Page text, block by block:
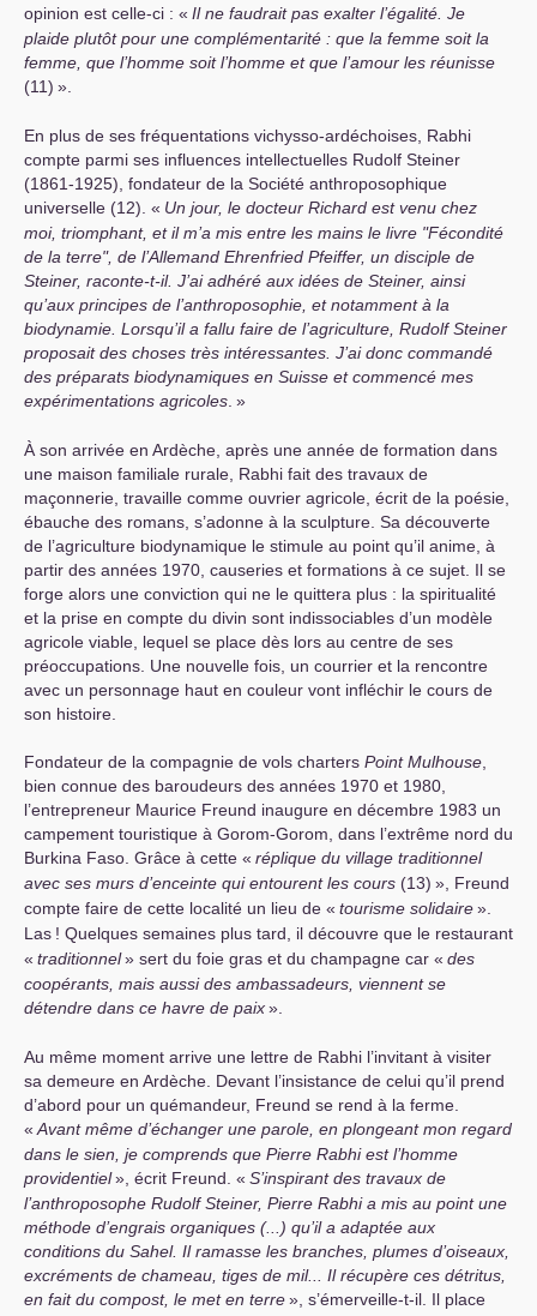
opinion est celle-ci : « Il ne faudrait pas exalter l’égalité. Je
plaide plutôt pour une complémentarité : que la femme soit la
femme, que l’homme soit l’homme et que l’amour les réunisse
(11) ».
En plus de ses fréquentations vichysso-ardéchoises, Rabhi
compte parmi ses influences intellectuelles Rudolf Steiner
(1861-1925), fondateur de la Société anthroposophique
universelle (12). « Un jour, le docteur Richard est venu chez
moi, triomphant, et il m’a mis entre les mains le livre "Fécondité
de la terre", de l’Allemand Ehrenfried Pfeiffer, un disciple de
Steiner, raconte-t-il. J’ai adhéré aux idées de Steiner, ainsi
qu’aux principes de l’anthroposophie, et notamment à la
biodynamie. Lorsqu’il a fallu faire de l’agriculture, Rudolf Steiner
proposait des choses très intéressantes. J’ai donc commandé
des préparats biodynamiques en Suisse et commencé mes
expérimentations agricoles »
À son arrivée en Ardèche, après une année de formation dans
une maison familiale rurale, Rabhi fait des travaux de
maçonnerie, travaille comme ouvrier agricole, écrit de la poésie,
ébauche des romans, s’adonne à la sculpture. Sa découverte
de l’agriculture biodynamique le stimule au point qu’il anime, à
partir des années 1970, causeries et formations à ce sujet. Il se
forge alors une conviction qui ne le quittera plus : la spiritualité
et la prise en compte du divin sont indissociables d’un modèle
agricole viable, lequel se place dès lors au centre de ses
préoccupations. Une nouvelle fois, un courrier et la rencontre
avec un personnage haut en couleur vont infléchir le cours de
son histoire.
Fondateur de la compagnie de vols charters Point Mulhouse
bien connue des baroudeurs des années 1970 et 1980,
l’entrepreneur Maurice Freund inaugure en décembre 1983 un
campement touristique à Gorom-Gorom, dans l’extrême nord du
Burkina Faso. Grâce à cette « réplique du village traditionnel
avec ses murs d’enceinte qui entourent les cours (13) », Freund
compte faire de cette localité un lieu de « tourisme solidaire».
Las ! Quelques semaines plus tard, il découvre que le restaurant
« traditionnel» sert du foie gras et du champagne car « des
coopérants, mais aussi des ambassadeurs, viennent se
détendre dans ce havre de paix».
Au même moment arrive une lettre de Rabhi l’invitant à visiter
sa demeure en Ardèche. Devant l’insistance de celui qu’il prend
d’abord pour un quémandeur, Freund se rend à la ferme.
« Avant même d’échanger une parole, en plongeant mon regard
dans le sien, je comprends que Pierre Rabhi est l’homme
providentiel», écrit Freund. « S’inspirant des travaux de
l’anthroposophe Rudolf Steiner, Pierre Rabhi a mis au point une
méthode d’engrais organiques (...) qu’il a adaptée aux
conditions du Sahel. Il ramasse les branches, plumes d’oiseaux,
excréments de chameau, tiges de mil... Il récupère ces détritus,
en fait du compost, le met en terre», s’émerveille-t-il. Il place